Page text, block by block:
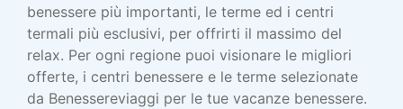
benessere più importanti, le terme ed i centri
termali più esclusivi, per offrirti il massimo del
relax. Per ogni regione puoi visionare le migliori
offerte, i centri benessere e le terme selezionate
da Benessereviaggi per le tue vacanze benessere.